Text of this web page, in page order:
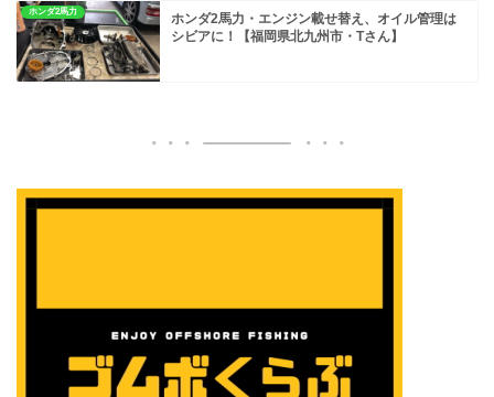
ホンダ2馬力
ホンダ2馬力・エンジン載せ替え、オイル管理は
シビアに！【福岡県北九州市・Tさん】